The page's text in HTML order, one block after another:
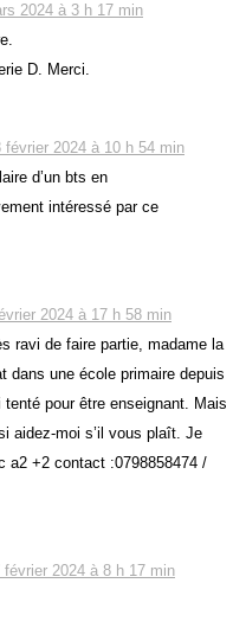
2024 à 3 h 17 min
D. Merci.
février 2024 à 10 h 54 min
d’un bts en
intéressé par ce
2024 à 17 h 58 min
ravi de faire partie, madame la
dans une école primaire depuis
pour être enseignant. Mais
aidez-moi s’il vous plaît. Je
a2 +2 contact :0798858474 /
février 2024 à 8 h 17 min